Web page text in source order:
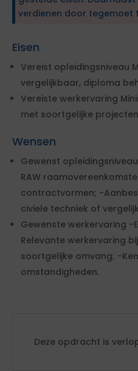
verdienen door tegemoet
Eisen
Vereist opleidingsniveau
vergelijkbaar, diploma
Vereiste werkervaring
met soortgelijke
Wensen
Gewenst
RAW
contractvormen; -
civiele techniek of
Gewenste werkervaring
Relevante werkervaring
soortgelijke omvang; -
omstandigheden.
Deze opdracht is